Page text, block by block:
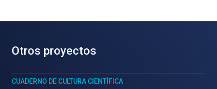
Otros proyectos
CUADERNO DE CULTURA CIENTÍFICA